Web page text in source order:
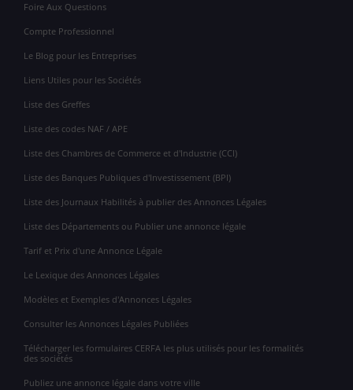
Foire Aux Questions
Compte Professionnel
Le Blog pour les Entreprises
Liens Utiles pour les Sociétés
Liste des Greffes
Liste des codes NAF / APE
Liste des Chambres de Commerce et d'Industrie (CCI)
Liste des Banques Publiques d'Investissement (BPI)
Liste des Journaux Habilités à publier des Annonces Légales
Liste des Départements ou Publier une annonce légale
Tarif et Prix d'une Annonce Légale
Le Lexique des Annonces Légales
Modèles et Exemples d'Annonces Légales
Consulter les Annonces Légales Publiées
Télécharger les formulaires CERFA les plus utilisés pour les formalités
des sociétés
Publiez une annonce légale dans votre ville